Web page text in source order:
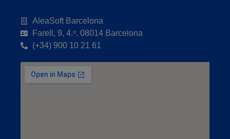
AleaSoft Barcelona
Farell, 9, 4.ᵒ. 08014 Barcelona
(+34) 900 10 21 61